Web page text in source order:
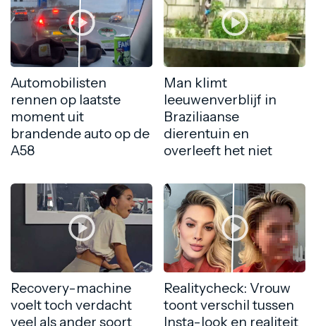
Automobilisten
rennen op laatste
moment uit
brandende auto op de
A58
Man klimt
leeuwenverblijf in
Braziliaanse
dierentuin en
overleeft het niet
Recovery-machine
voelt toch verdacht
veel als ander soort
Realitycheck: Vrouw
toont verschil tussen
Insta-look en realiteit